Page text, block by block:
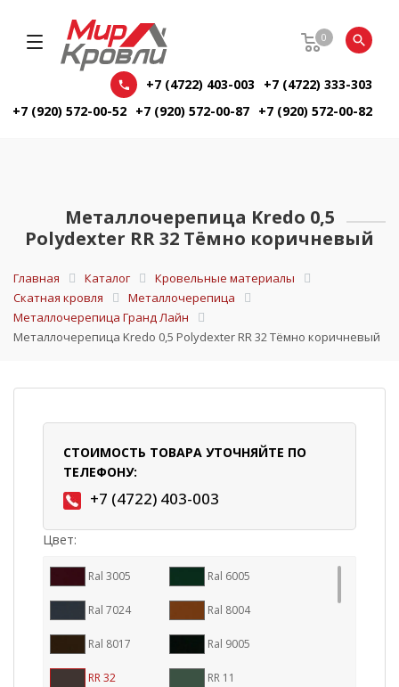
0
+7 (4722) 403-003
+7 (4722) 333-303
+7 (920) 572-00-52 +7 (920) 572-00-87 +7 (920) 572-00-82
Металлочерепица Kredo 0,5
Polydexter RR 32 Тёмно коричневый
Главная Каталог
Кровельные материалы
Скатная кровля
Металлочерепица
Металлочерепица Гранд Лайн
Металлочерепица Kredo 0,5 Polydexter RR 32 Тёмно коричневый
СТОИМОСТЬ ТОВАРА УТОЧНЯЙТЕ ПО
ТЕЛЕФОНУ:
+7 (4722) 403-003
Цвет:
Ral 3005 Ral 6005
Ral 7024 Ral 8004
Ral 8017 Ral 9005
RR 32 RR 11